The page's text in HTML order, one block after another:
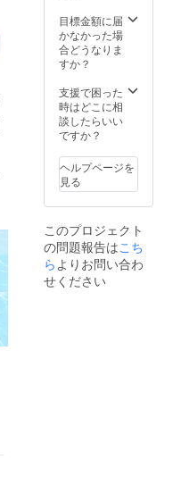
ようお
願い申
し上げ
ます。
目標金額に届
かなかった場
合どうなりま
すか？
支援で困った
時はどこに相
談したらいい
ですか？
ヘルプページを
見る
このプロジェクト
の問題報告はこち
ら よりお問い合わ
せください